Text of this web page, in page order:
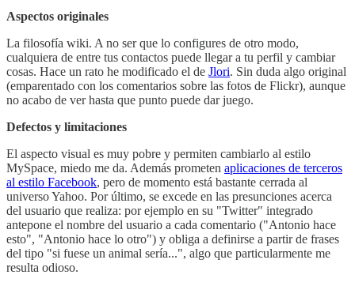
Aspectos originales
La filosofía wiki. A no ser que lo configures de otro modo,
cualquiera de entre tus contactos puede llegar a tu perfil y cambiar
cosas. Hace un rato he modificado el de Jlori. Sin duda algo original
(emparentado con los comentarios sobre las fotos de Flickr), aunque
no acabo de ver hasta que punto puede dar juego.
Defectos y limitaciones
El aspecto visual es muy pobre y permiten cambiarlo al estilo
MySpace, miedo me da. Además prometen aplicaciones de terceros
al estilo Facebook, pero de momento está bastante cerrada al
universo Yahoo. Por último, se excede en las presunciones acerca
del usuario que realiza: por ejemplo en su "Twitter" integrado
antepone el nombre del usuario a cada comentario ("Antonio hace
esto", "Antonio hace lo otro") y obliga a definirse a partir de frases
del tipo "si fuese un animal sería...", algo que particularmente me
resulta odioso.